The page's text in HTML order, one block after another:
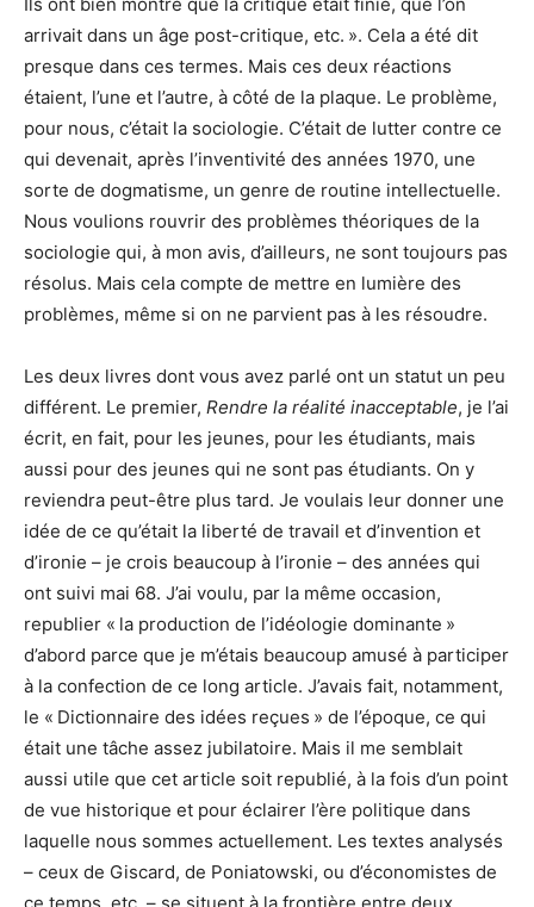
arrivait dans un âge post-critique, etc. ». Cela a été dit
presque dans ces termes. Mais ces deux réactions
étaient, l’une et l’autre, à côté de la plaque. Le problème,
pour nous, c’était la sociologie. C’était de lutter contre ce
qui devenait, après l’inventivité des années 1970, une
sorte de dogmatisme, un genre de routine intellectuelle.
Nous voulions rouvrir des problèmes théoriques de la
sociologie qui, à mon avis, d’ailleurs, ne sont toujours pas
résolus. Mais cela compte de mettre en lumière des
problèmes, même si on ne parvient pas à les résoudre.
Les deux livres dont vous avez parlé ont un statut un peu
différent. Le premier, Rendre la réalité inacceptable, je l’ai
écrit, en fait, pour les jeunes, pour les étudiants, mais
aussi pour des jeunes qui ne sont pas étudiants. On y
reviendra peut-être plus tard. Je voulais leur donner une
idée de ce qu’était la liberté de travail et d’invention et
d’ironie – je crois beaucoup à l’ironie – des années qui
ont suivi mai 68. J’ai voulu, par la même occasion,
republier « la production de l’idéologie dominante »
d’abord parce que je m’étais beaucoup amusé à participer
à la confection de ce long article. J’avais fait, notamment,
le « Dictionnaire des idées reçues » de l’époque, ce qui
était une tâche assez jubilatoire. Mais il me semblait
aussi utile que cet article soit republié, à la fois d’un point
de vue historique et pour éclairer l’ère politique dans
laquelle nous sommes actuellement. Les textes analysés
– ceux de Giscard, de Poniatowski, ou d’économistes de